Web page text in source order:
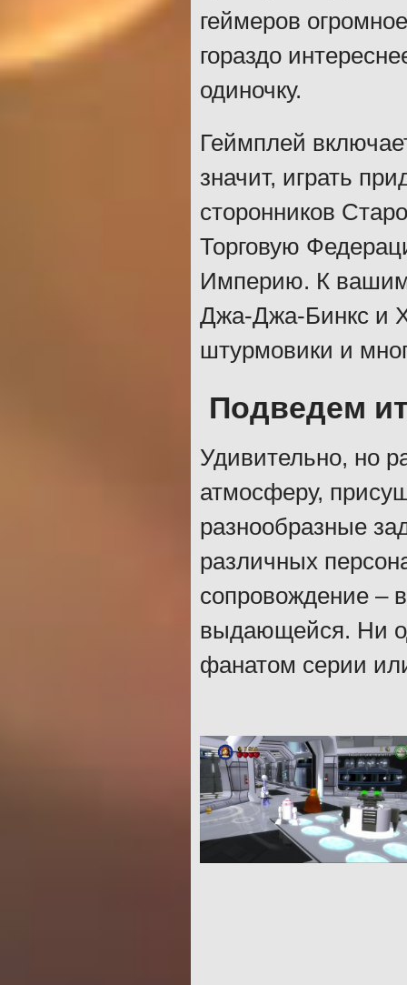
геймеров
гораздо
одиночку.
Геймплей
значит, играть
сторонников
Торговую
Империю. К вашим
Джа-Джа-Бинкс и
штурмовики и
Подведем
Удивительно, но
атмосферу,
разнообразные
различных
сопровождение –
выдающейся. Ни
фанатом серии